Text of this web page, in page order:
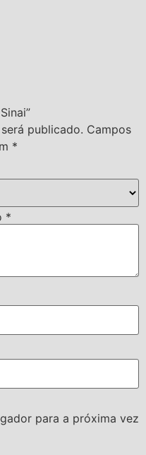
publicado. Campos
*
*
para a próxima vez